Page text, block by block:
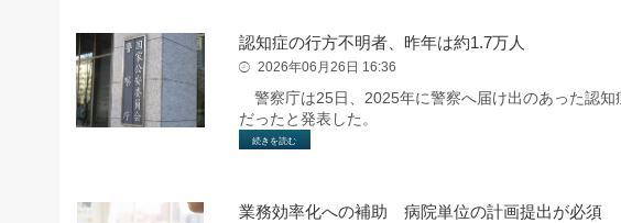
認知症の行方不明者、昨年は約1.7万人
2026年06月26日 16:36
警察庁は25日、2025年に警察へ届け出のあった認
だったと発表した。
続きを読む
業務効率化への補助 病院単位の計画提出が必須